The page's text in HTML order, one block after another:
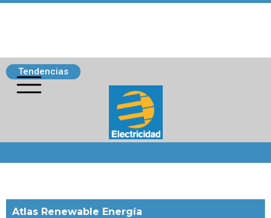
Tendencias
Atlas Renewable Energía